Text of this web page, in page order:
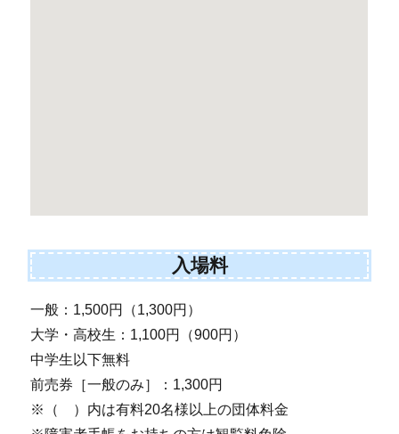
入場料
一般：1,500円（1,300円）
大学・高校生：1,100円（900円）
中学生以下無料
前売券［一般のみ］：1,300円
※（ ）内は有料20名様以上の団体料金